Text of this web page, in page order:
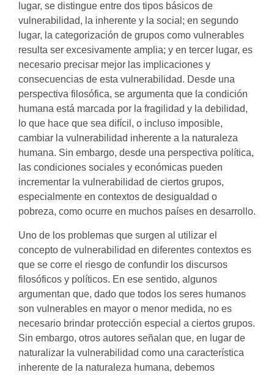
lugar, se distingue entre dos tipos básicos de
vulnerabilidad, la inherente y la social; en segundo
lugar, la categorización de grupos como vulnerables
resulta ser excesivamente amplia; y en tercer lugar, es
necesario precisar mejor las implicaciones y
consecuencias de esta vulnerabilidad. Desde una
perspectiva filosófica, se argumenta que la condición
humana está marcada por la fragilidad y la debilidad,
lo que hace que sea difícil, o incluso imposible,
cambiar la vulnerabilidad inherente a la naturaleza
humana. Sin embargo, desde una perspectiva política,
las condiciones sociales y económicas pueden
incrementar la vulnerabilidad de ciertos grupos,
especialmente en contextos de desigualdad o
pobreza, como ocurre en muchos países en desarrollo.
Uno de los problemas que surgen al utilizar el
concepto de vulnerabilidad en diferentes contextos es
que se corre el riesgo de confundir los discursos
filosóficos y políticos. En ese sentido, algunos
argumentan que, dado que todos los seres humanos
son vulnerables en mayor o menor medida, no es
necesario brindar protección especial a ciertos grupos.
Sin embargo, otros autores señalan que, en lugar de
naturalizar la vulnerabilidad como una característica
inherente de la naturaleza humana, debemos